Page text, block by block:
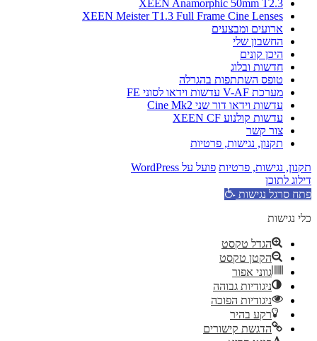
XEEN Anamorphic 50mm T2.3
XEEN Meister T1.3 Full Frame Cine Lenses
ארועים ומבצעים
החשבון שלי
היכן קונים
חדשות ובלוג
טופס השתתפות בהגרלה
מערכת V-AF עדשות וידאו לסוני FE
עדשות וידאו דור שני Cine Mk2
עדשות קולנוע XEEN CF
צור קשר
תקנון, נגישות, פרטיות
תקנון, נגישות, פרטיות פועל על WordPress
דילוג לתוכן
פתח סרגל נגישות
כלי נגישות
הגדל טקסט
הקטן טקסט
גווני אפור
ניגודיות גבוהה
ניגודיות הפוכה
רקע בהיר
הדגשת קישורים